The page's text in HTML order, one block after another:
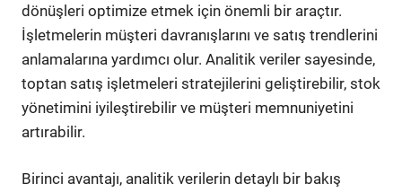
dönüşleri optimize etmek için önemli bir araçtır.
İşletmelerin müşteri davranışlarını ve satış trendlerini
anlamalarına yardımcı olur. Analitik veriler sayesinde,
toptan satış işletmeleri stratejilerini geliştirebilir, stok
yönetimini iyileştirebilir ve müşteri memnuniyetini
artırabilir.
Birinci avantajı, analitik verilerin detaylı bir bakış